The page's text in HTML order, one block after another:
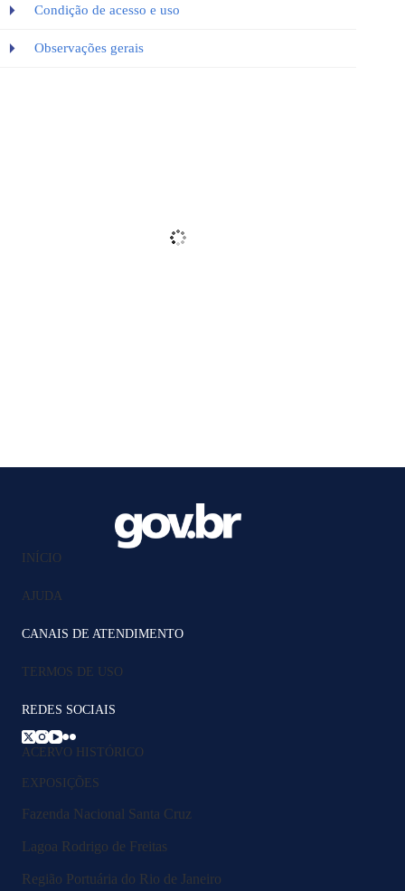
Condição de acesso e uso
Observações gerais
INÍCIO
AJUDA
CANAIS DE ATENDIMENTO
TERMOS DE USO
REDES SOCIAIS
ACERVO HISTÓRICO
EXPOSIÇÕES
Fazenda Nacional Santa Cruz
Lagoa Rodrigo de Freitas
Região Portuária do Rio de Janeiro